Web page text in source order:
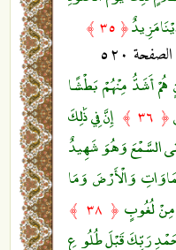
مَزِيدٌ﴿ ٣٥ ﴾
٥٢٠
أَشَدُّ مِنْهُمْ بَطْشًا
﴿ ٣٦ ﴾
إِنَّ فِي ذَٰلِكَ
السَّمْعَ وَهُوَ شَهِيدٌ
وَالْأَرْضَ وَمَا
مِنْ لُغُوبٍ ﴿ ٣٨ ﴾
رَبِّكَ قَبْلَ طُلُوعِ